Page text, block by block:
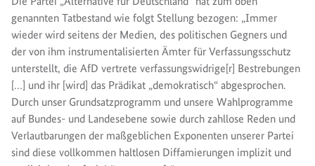
genannten Tatbestand wie folgt Stellung bezogen: „Immer
wieder wird seitens der Medien, des politischen Gegners und
der von ihm instrumentalisierten Ämter für Verfassungsschutz
unterstellt, die AfD vertrete verfassungswidrige[r] Bestrebungen
[…] und ihr [wird] das Prädikat „demokratisch“ abgesprochen.
Durch unser Grundsatzprogramm und unsere Wahlprogramme
auf Bundes- und Landesebene sowie durch zahllose Reden und
Verlautbarungen der maßgeblichen Exponenten unserer Partei
sind diese vollkommen haltlosen Diffamierungen implizit und